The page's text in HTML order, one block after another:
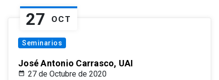
27 OCT
Seminarios
José Antonio Carrasco, UAI
27 de Octubre de 2020